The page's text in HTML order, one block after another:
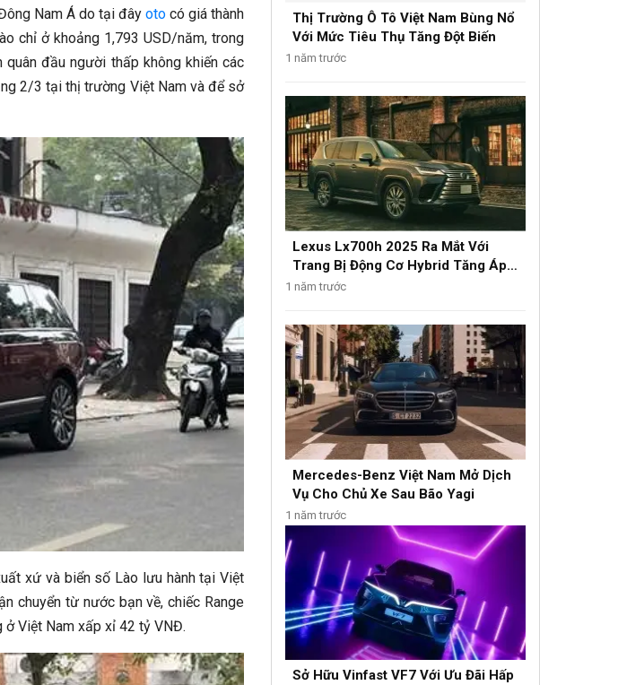
Nam Á do tại đây oto có giá thành
chỉ ở khoảng 1,793 USD/năm, trong
đầu người thấp không khiến các
2/3 tại thị trường Việt Nam và để sở
xứ và biển số Lào lưu hành tại Việt
chuyển từ nước bạn về, chiếc Range
ở Việt Nam xấp xỉ 42 tỷ VNĐ.
Thị Trường Ô Tô Việt Nam Bùng Nổ
Với Mức Tiêu Thụ Tăng Đột Biến
1 năm trước
Lexus Lx700h 2025 Ra Mắt Với
Trang Bị Động Cơ Hybrid Tăng Áp
Kép
1 năm trước
Mercedes-Benz Việt Nam Mở Dịch
Vụ Cho Chủ Xe Sau Bão Yagi
1 năm trước
Sở Hữu Vinfast VF7 Với Ưu Đãi Hấp